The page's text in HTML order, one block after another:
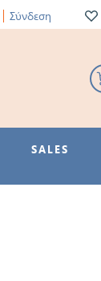
Σύνδεση
SALES